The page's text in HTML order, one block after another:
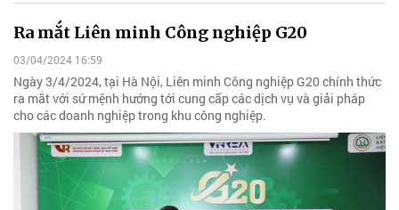
Ra mắt Liên minh Công nghiệp G20
03/04/2024 16:59
Ngày 3/4/2024, tại Hà Nội, Liên minh Công nghiệp G20 chính thức
ra mắt với sứ mệnh hướng tới cung cấp các dịch vụ và giải pháp
cho các doanh nghiệp trong khu công nghiệp.